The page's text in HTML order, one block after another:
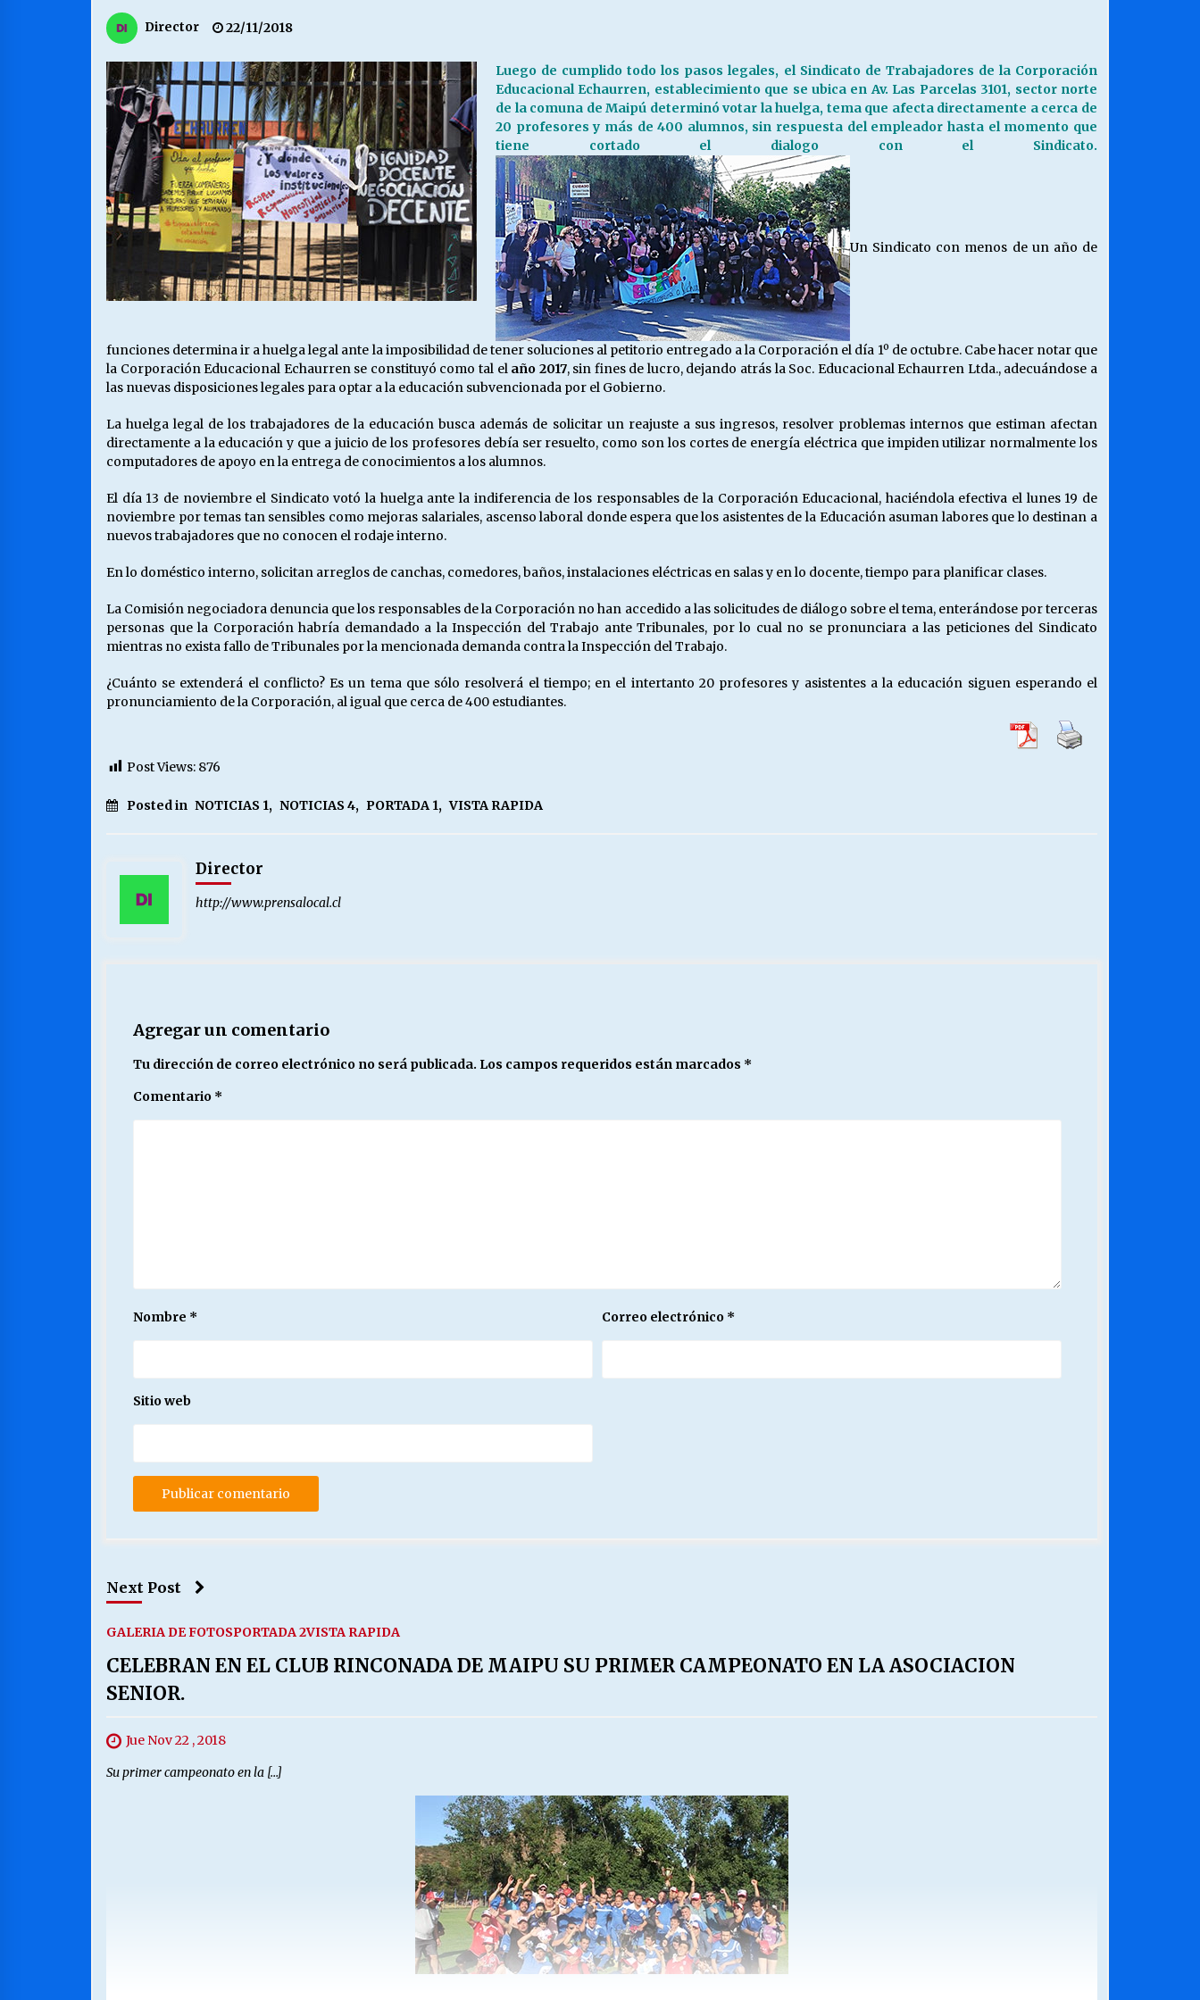
MUNICIPALIDAD, TRABAJADORES,
CLIMA LABORAL:
VOLVER A SER ALTERNATIVA
16/06/2026
MUNICIPALIDADES, HONORARIOS,
DESPIDOS
28/05/2026
Releyendo la Rerum Novarum a 135
años. “La cuestión social hoy”.
16/05/2026
S.O.S. a los ricos, Save Our Souls
(Salvar Nuestras Almas)
30/04/2026
¿Asesores con doble sueldo?
18/04/2026
Director 22/11/2018
Luego de cumplido todo los pasos legales, el Sindicato de Trabajadores de la Corporación
Educacional Echaurren, establecimiento que se ubica en Av. Las Parcelas 3101, sector norte
de la comuna de Maipú determinó votar la huelga, tema que afecta directamente a cerca de
20 profesores y más de 400 alumnos, sin respuesta del empleador hasta el momento que
tiene cortado el dialogo con el Sindicato.
Un Sindicato con menos de un año de
funciones determina ir a huelga legal ante la imposibilidad de tener soluciones al petitorio entregado a la Corporación el día 1º de octubre. Cabe hacer notar que
la Corporación Educacional Echaurren se constituyó como tal elaño 2017, sin fines de lucro, dejando atrás la Soc. Educacional Echaurren Ltda., adecuándose a
las nuevas disposiciones legales para optar a la educación subvencionada por el Gobierno.
La huelga legal de los trabajadores de la educación busca además de solicitar un reajuste a sus ingresos, resolver problemas internos que estiman afectan
directamente a la educación y que a juicio de los profesores debía ser resuelto, como son los cortes de energía eléctrica que impiden utilizar normalmente los
computadores de apoyo en la entrega de conocimientos a los alumnos.
El día 13 de noviembre el Sindicato votó la huelga ante la indiferencia de los responsables de la Corporación Educacional, haciéndola efectiva el lunes 19 de
noviembre por temas tan sensibles como mejoras salariales, ascenso laboral donde espera que los asistentes de la Educación asuman labores que lo destinan a
nuevos trabajadores que no conocen el rodaje interno.
En lo doméstico interno, solicitan arreglos de canchas, comedores, baños, instalaciones eléctricas en salas y en lo docente, tiempo para planificar clases.
La Comisión negociadora denuncia que los responsables de la Corporación no han accedido a las solicitudes de diálogo sobre el tema, enterándose por terceras
personas que la Corporación habría demandado a la Inspección del Trabajo ante Tribunales, por lo cual no se pronunciara a las peticiones del Sindicato
mientras no exista fallo de Tribunales por la mencionada demanda contra la Inspección del Trabajo.
¿Cuánto se extenderá el conflicto? Es un tema que sólo resolverá el tiempo; en el intertanto 20 profesores y asistentes a la educación siguen esperando el
pronunciamiento de la Corporación, al igual que cerca de 400 estudiantes.
Post Views: 876
Posted in NOTICIAS 1, NOTICIAS 4, PORTADA 1, VISTA RAPIDA
Director
http://www.prensalocal.cl
Agregar un comentario
Tu dirección de correo electrónico no será publicada. Los campos requeridos están marcados *
Comentario *
Nombre * Correo electrónico *
Sitio web
Next Post
GALERIA DE FOTOSPORTADA 2VISTA RAPIDA
CELEBRAN EN EL CLUB RINCONADA DE MAIPU SU PRIMER CAMPEONATO EN LA ASOCIACION
SENIOR.
Jue Nov 22 , 2018
Su primer campeonato en la […]